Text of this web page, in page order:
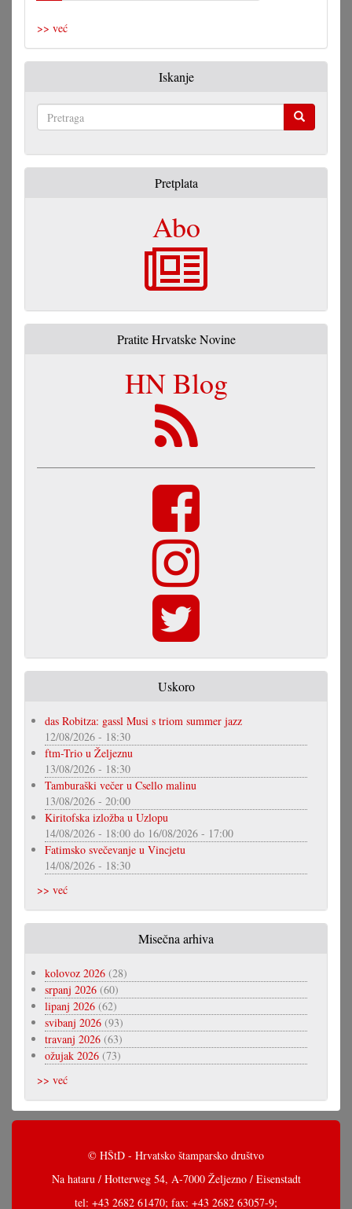
>> već
Iskanje
Pretplata
Abo
Pratite Hrvatske Novine
HN Blog
Uskoro
das Robitza: gassl Musi s triom summer jazz
12/08/2026 - 18:30
ftm-Trio u Željeznu
13/08/2026 - 18:30
Tamburaški večer u Csello malinu
13/08/2026 - 20:00
Kiritofska izložba u Uzlopu
14/08/2026 - 18:00 do 16/08/2026 - 17:00
Fatimsko svečevanje u Vincjetu
14/08/2026 - 18:30
>> već
Misečna arhiva
kolovoz 2026 (28)
srpanj 2026 (60)
lipanj 2026 (62)
svibanj 2026 (93)
travanj 2026 (63)
ožujak 2026 (73)
>> već
© HŠtD - Hrvatsko štamparsko društvo
Na hataru / Hotterweg 54, A-7000 Željezno / Eisenstadt
tel: +43 2682 61470; fax: +43 2682 63057-9;